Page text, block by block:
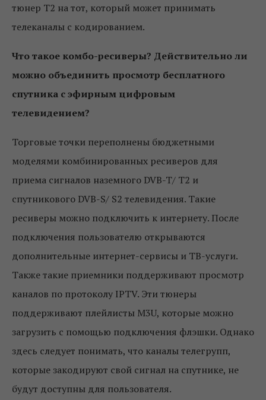
тюнер Т2 на тот, который может принимать
телеканалы с кодированием.
Что такое комбо-ресиверы? Действительно ли
можно объединить просмотр бесплатного
спутника с эфирным цифровым
телевидением?
Торговые точки переполнены бюджетными
моделями комбинированных ресиверов для
приема сигналов наземного DVB-T/ T2 и
спутникового DVB-S/ S2 телевидения. Такие
ресиверы можно подключить к интернету. После
подключения пользователю открываются
дополнительные интернет-сервисы и ТВ-услуги.
Также такие приемники поддерживают просмотр
каналов по протоколу IPTV. Эти тюнеры
поддерживают плейлисты M3U, которые можно
загрузить с помощью подключения флэшки. Однако
здесь следует понимать, что каналы телегрупп,
которые закодируют свой сигнал на спутнике, не
будут доступны для пользователя.